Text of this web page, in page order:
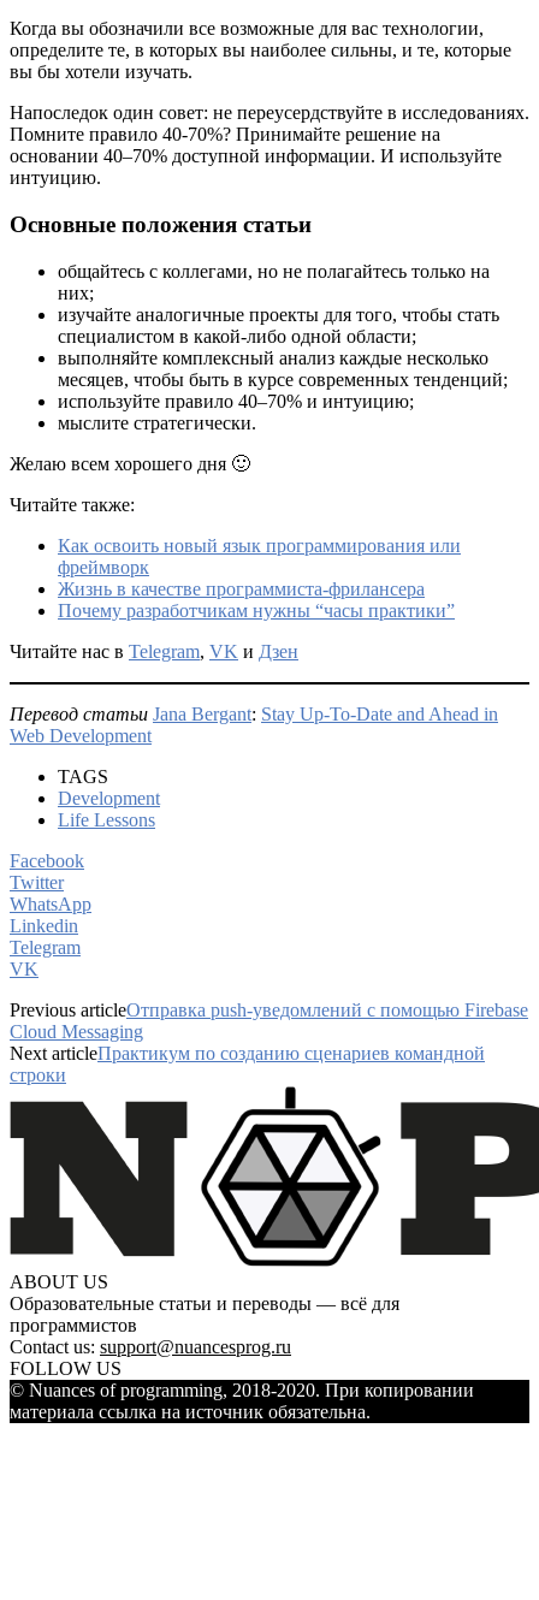
Когда вы обозначили все возможные для вас технологии,
определите те, в которых вы наиболее сильны, и те, которые
вы бы хотели изучать.
Напоследок один совет: не переусердствуйте в исследованиях.
Помните правило 40-70%? Принимайте решение на
основании 40–70% доступной информации. И используйте
интуицию.
Основные положения статьи
общайтесь с коллегами, но не полагайтесь только на
них;
изучайте аналогичные проекты для того, чтобы стать
специалистом в какой-либо одной области;
выполняйте комплексный анализ каждые несколько
месяцев, чтобы быть в курсе современных тенденций;
используйте правило 40–70% и интуицию;
мыслите стратегически.
Желаю всем хорошего дня 🙂
Читайте также:
Как освоить новый язык программирования или
фреймворк
Жизнь в качестве программиста-фрилансера
Почему разработчикам нужны “часы практики”
Читайте нас в Telegram, VK и Дзен
Перевод статьи Jana Bergant: Stay Up-To-Date and Ahead in
Web Development
TAGS
Development
Life Lessons
Facebook
Twitter
WhatsApp
Linkedin
Telegram
VK
Previous articleОтправка push-уведомлений с помощью Firebase
Cloud Messaging
Next articleПрактикум по созданию сценариев командной
строки
ABOUT US
Образовательные статьи и переводы — всё для
программистов
Contact us: support@nuancesprog.ru
FOLLOW US
© Nuances of programming, 2018-2020. При копировании
материала ссылка на источник обязательна.